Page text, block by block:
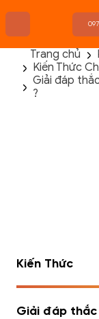
TRANG CHỦ
FLASH SALE
Trang chủ
Kiến Thức
Giải đáp
?
Kiến Thức
Giải đáp